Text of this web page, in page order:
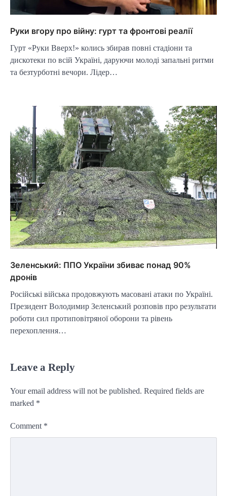
Руки вгору про війну: гурт та фронтові реалії
Гурт «Руки Вверх!» колись збирав повні стадіони та
дискотеки по всій Україні, даруючи молоді запальні ритми
та безтурботні вечори. Лідер…
Зеленський: ППО України збиває понад 90%
дронів
Російські війська продовжують масовані атаки по Україні.
Президент Володимир Зеленський розповів про результати
роботи сил протиповітряної оборони та рівень
перехоплення…
Leave a Reply
Your email address will not be published. Required fields are
marked *
Comment *